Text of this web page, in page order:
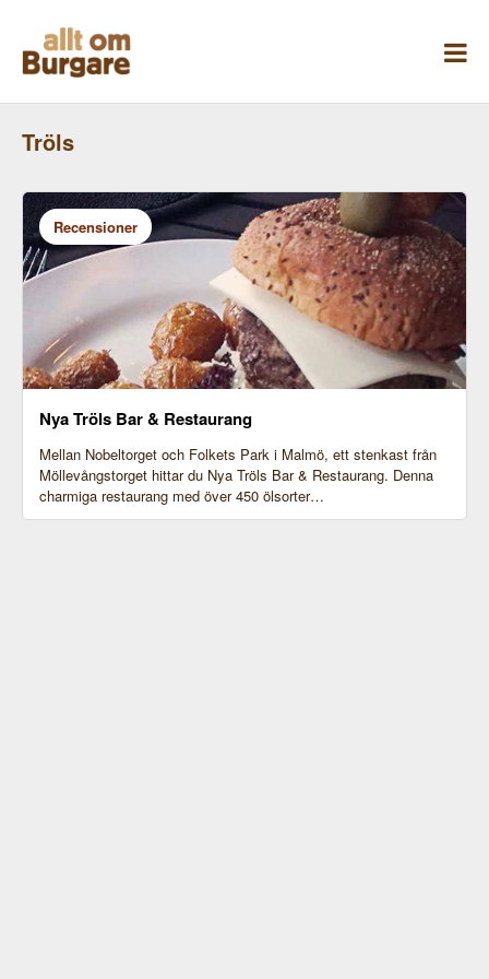
innehåll
Tröls
Recensioner
Nya Tröls Bar & Restaurang
Mellan Nobeltorget och Folkets Park i Malmö, ett stenkast från
Möllevångstorget hittar du Nya Tröls Bar & Restaurang. Denna
charmiga restaurang med över 450 ölsorter…